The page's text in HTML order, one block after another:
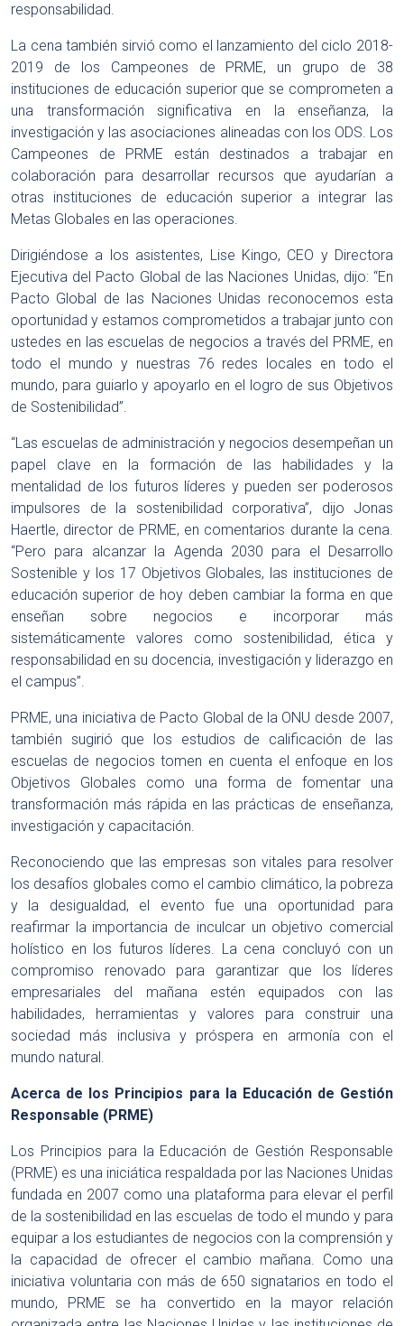
responsabilidad.
La cena también sirvió como el lanzamiento del ciclo 2018-
2019 de los Campeones de PRME, un grupo de 38
instituciones de educación superior que se comprometen a
una transformación significativa en la enseñanza, la
investigación y las asociaciones alineadas con los ODS. Los
Campeones de PRME están destinados a trabajar en
colaboración para desarrollar recursos que ayudarían a
otras instituciones de educación superior a integrar las
Metas Globales en las operaciones.
Dirigiéndose a los asistentes, Lise Kingo, CEO y Directora
Ejecutiva del Pacto Global de las Naciones Unidas, dijo: “En
Pacto Global de las Naciones Unidas reconocemos esta
oportunidad y estamos comprometidos a trabajar junto con
ustedes en las escuelas de negocios a través del PRME, en
todo el mundo y nuestras 76 redes locales en todo el
mundo, para guiarlo y apoyarlo en el logro de sus Objetivos
de Sostenibilidad”.
“Las escuelas de administración y negocios desempeñan un
papel clave en la formación de las habilidades y la
mentalidad de los futuros líderes y pueden ser poderosos
impulsores de la sostenibilidad corporativa”, dijo Jonas
Haertle, director de PRME, en comentarios durante la cena.
“Pero para alcanzar la Agenda 2030 para el Desarrollo
Sostenible y los 17 Objetivos Globales, las instituciones de
educación superior de hoy deben cambiar la forma en que
enseñan sobre negocios e incorporar más
sistemáticamente valores como sostenibilidad, ética y
responsabilidad en su docencia, investigación y liderazgo en
el campus”.
PRME, una iniciativa de Pacto Global de la ONU desde 2007,
también sugirió que los estudios de calificación de las
escuelas de negocios tomen en cuenta el enfoque en los
Objetivos Globales como una forma de fomentar una
transformación más rápida en las prácticas de enseñanza,
investigación y capacitación.
Reconociendo que las empresas son vitales para resolver
los desafíos globales como el cambio climático, la pobreza
y la desigualdad, el evento fue una oportunidad para
reafirmar la importancia de inculcar un objetivo comercial
holístico en los futuros líderes. La cena concluyó con un
compromiso renovado para garantizar que los líderes
empresariales del mañana estén equipados con las
habilidades, herramientas y valores para construir una
sociedad más inclusiva y próspera en armonía con el
mundo natural.
Acerca de los Principios para la Educación de Gestión
Responsable (PRME)
Los Principios para la Educación de Gestión Responsable
(PRME) es una iniciática respaldada por las Naciones Unidas
fundada en 2007 como una plataforma para elevar el perfil
de la sostenibilidad en las escuelas de todo el mundo y para
equipar a los estudiantes de negocios con la comprensión y
la capacidad de ofrecer el cambio mañana. Como una
iniciativa voluntaria con más de 650 signatarios en todo el
mundo, PRME se ha convertido en la mayor relación